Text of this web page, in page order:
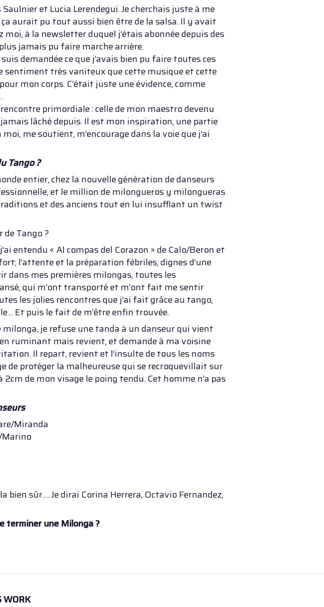
et Lucia Lerendegui. Je cherchais juste à me
aurait pu tout aussi bien être de la salsa. Il y avait
moi, à la newsletter duquel j’étais abonnée depuis des
jamais pu faire marche arrière.
demandée ce que j’avais bien pu faire toutes ces
sentiment très vaniteux que cette musique et cette
mon corps. C’était juste une évidence, comme
primordiale : celle de mon maestro devenu
jamais lâché depuis. Il est mon inspiration, une partie
me soutient, m’encourage dans la voie que j’ai
Tango ?
entier, chez la nouvelle génération de danseurs
et le million de milongueros y milongueras
et des anciens tout en lui insufflant un twist
Tango ?
entendu « Al compas del Corazon » de Calo/Beron et
l’attente et la préparation fébriles, dignes d’une
dans mes premières milongas, toutes les
qui m’ont transporté et m’ont fait me sentir
les jolies rencontres que j’ai fait grâce au tango,
Et puis le fait de m’être enfin trouvée.
je refuse une tanda à un danseur qui vient
ruminant mais revient, et demande à ma voisine
Il repart, revient et l’insulte de tous les noms
de protéger la malheureuse qui se recroquevillait sur
de mon visage le poing tendu. Cet homme n’a pas
Miranda
Marino
bien sûr…. Je dirai Corina Herrera, Octavio Fernandez,
terminer une Milonga ?
WORK